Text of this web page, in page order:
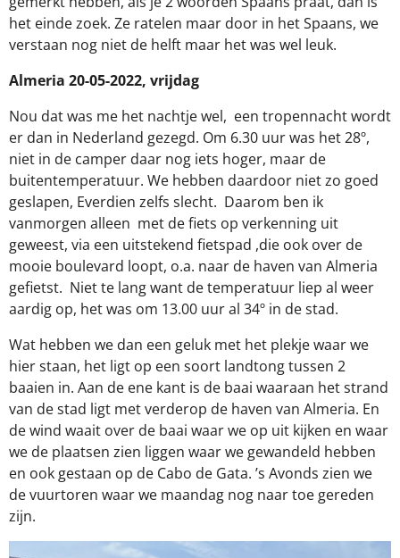
het einde zoek. Ze ratelen maar door in het Spaans, we
verstaan nog niet de helft maar het was wel leuk.
Almeria 20-05-2022, vrijdag
Nou dat was me het nachtje wel, een tropennacht wordt
er dan in Nederland gezegd. Om 6.30 uur was het 28º,
niet in de camper daar nog iets hoger, maar de
buitentemperatuur. We hebben daardoor niet zo goed
geslapen, Everdien zelfs slecht. Daarom ben ik
vanmorgen alleen met de fiets op verkenning uit
geweest, via een uitstekend fietspad ,die ook over de
mooie boulevard loopt, o.a. naar de haven van Almeria
gefietst. Niet te lang want de temperatuur liep al weer
aardig op, het was om 13.00 uur al 34º in de stad.
Wat hebben we dan een geluk met het plekje waar we
hier staan, het ligt op een soort landtong tussen 2
baaien in. Aan de ene kant is de baai waaraan het strand
van de stad ligt met verderop de haven van Almeria. En
de wind waait over de baai waar we op uit kijken en waar
we de plaatsen zien liggen waar we gewandeld hebben
en ook gestaan op de Cabo de Gata. ’s Avonds zien we
de vuurtoren waar we maandag nog naar toe gereden
zijn.